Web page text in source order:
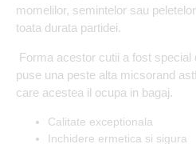
momelilor, semintelor sau
toata durata partidei.
Forma acestor cutii a fost special
puse una peste alta micsorand
care acestea il ocupa in bagaj.
Calitate exceptionala
Inchidere ermetica si sigura